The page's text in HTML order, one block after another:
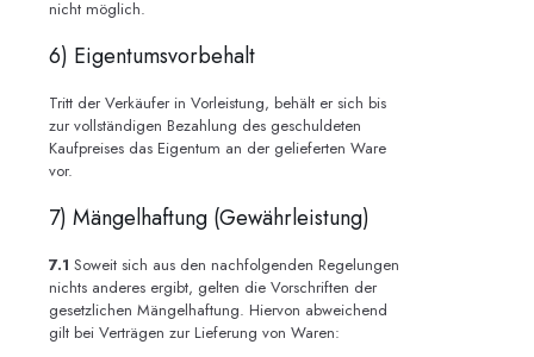
nicht möglich.
6) Eigentumsvorbehalt
Tritt der Verkäufer in Vorleistung, behält er sich bis
zur vollständigen Bezahlung des geschuldeten
Kaufpreises das Eigentum an der gelieferten Ware
vor.
7) Mängelhaftung (Gewährleistung)
7.1 Soweit sich aus den nachfolgenden Regelungen
nichts anderes ergibt, gelten die Vorschriften der
gesetzlichen Mängelhaftung. Hiervon abweichend
gilt bei Verträgen zur Lieferung von Waren: